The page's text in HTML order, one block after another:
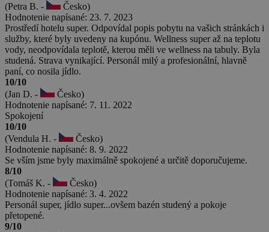
(Petra B. -
Česko)
Hodnotenie napísané: 23. 7. 2023
Prostředí hotelu super. Odpovídal popis pobytu na vašich stránkách i
služby, které byly uvedeny na kupónu. Wellness super až na teplotu
vody, neodpovídala teplotě, kterou měli ve wellness na tabuly. Byla
studená. Strava vynikající. Personál milý a profesionální, hlavně
paní, co nosila jídlo.
10/10
(Jan D. -
Česko)
Hodnotenie napísané: 7. 11. 2022
Spokojení
10/10
(Vendula H. -
Česko)
Hodnotenie napísané: 8. 9. 2022
Se vším jsme byly maximálně spokojené a určitě doporučujeme.
8/10
(Tomáš K. -
Česko)
Hodnotenie napísané: 3. 4. 2022
Personál super, jídlo super...ovšem bazén studený a pokoje
přetopené.
9/10